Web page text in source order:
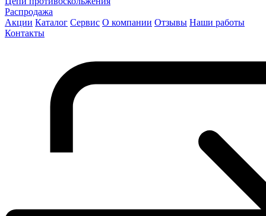
Распродажа
Акции Каталог Сервис О компании Отзывы Наши работы
Контакты